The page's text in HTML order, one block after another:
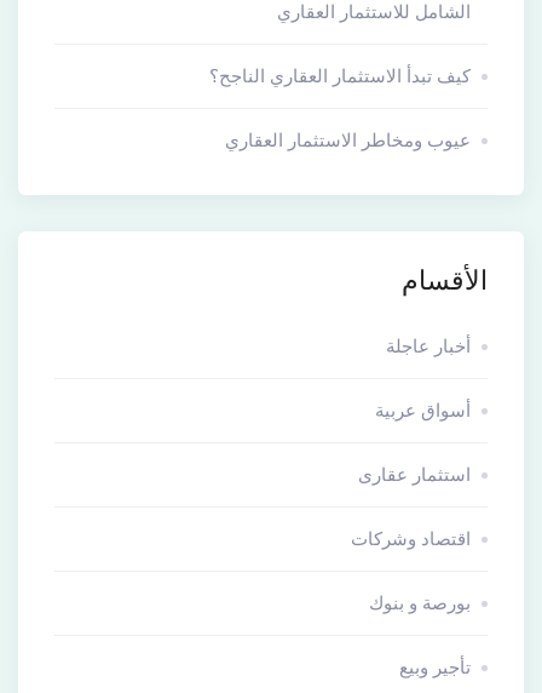
الشامل للاستثمار العقاري
كيف تبدأ الاستثمار العقاري الناجح؟
عيوب ومخاطر الاستثمار العقاري
الأقسام
أخبار عاجلة
أسواق عربية
استثمار عقارى
اقتصاد وشركات
بورصة و بنوك
تأجير وبيع